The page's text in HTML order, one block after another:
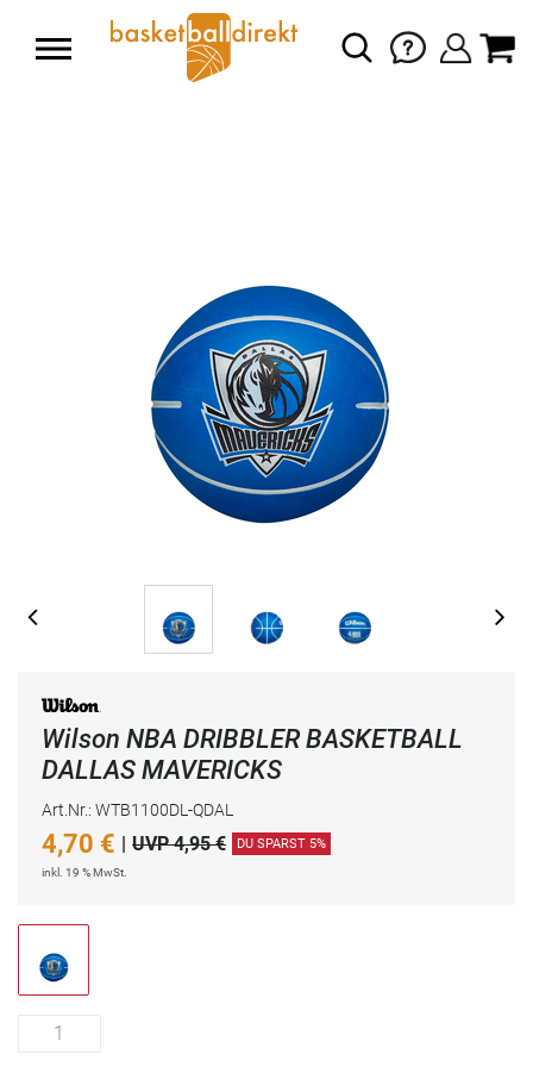
Wilson NBA DRIBBLER BASKETBALL
DALLAS MAVERICKS
Art.Nr.: WTB1100DL-QDAL
4,70 € | UVP 4,95 € DU SPARST 5%
inkl. 19 % MwSt.
1